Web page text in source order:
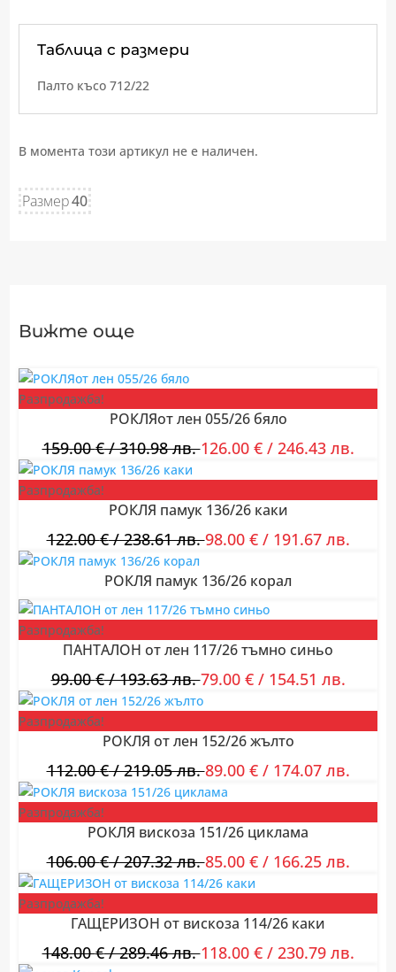
Таблица с размери
Палто късо 712/22
В момента този артикул не е наличен.
Размер40
Вижте още
Разпродажба!
РОКЛЯот лен 055/26 бяло
159.00€/ 310.98 лв.126.00 €/ 246.43 лв.
Разпродажба!
РОКЛЯ памук 136/26 каки
122.00€/ 238.61 лв.98.00 €/ 191.67 лв.
РОКЛЯ памук 136/26 корал
Разпродажба!
ПАНТАЛОН от лен 117/26 тъмно синьо
99.00€/ 193.63 лв.79.00 €/ 154.51 лв.
Разпродажба!
РОКЛЯ от лен 152/26 жълто
112.00€/ 219.05 лв.89.00 €/ 174.07 лв.
Разпродажба!
РОКЛЯ вискоза 151/26 циклама
106.00€/ 207.32 лв.85.00 €/ 166.25 лв.
Разпродажба!
ГАЩЕРИЗОН от вискоза 114/26 каки
148.00€/ 289.46 лв.118.00 €/ 230.79 лв.